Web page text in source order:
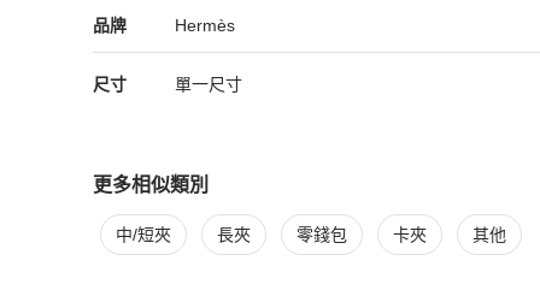
品牌
Hermès 精品女士錢包 / 小皮件
Hermès
Hermès 推薦清單
尺寸 單一尺寸
更多相似類別
更多Hermès 女士錢包 / 小皮件 相似商品推薦
中/短夾 長夾 零錢包 卡夾 其他